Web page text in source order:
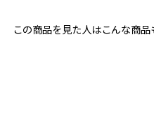
この商品を見た人はこんな商品